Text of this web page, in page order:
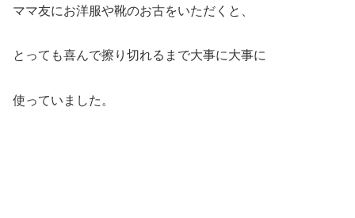
ママ友にお洋服や靴のお古をいただくと、
とっても喜んで擦り切れるまで大事に大事に
使っていました。